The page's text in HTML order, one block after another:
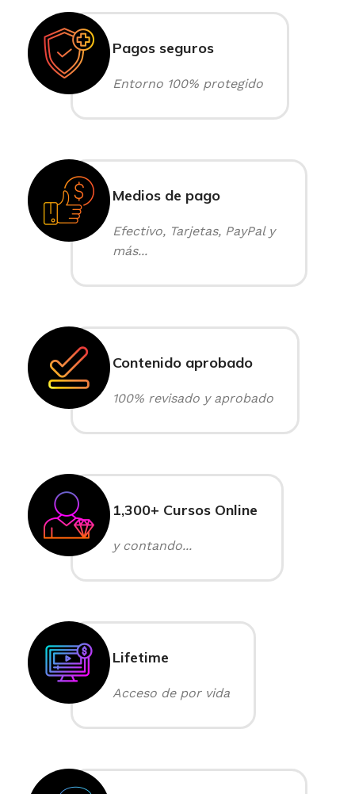
Pagos seguros
Entorno 100% protegido
Medios de pago
Efectivo, Tarjetas, PayPal y
más...
Contenido aprobado
100% revisado y aprobado
1,300+ Cursos Online
y contando...
Lifetime
Acceso de por vida